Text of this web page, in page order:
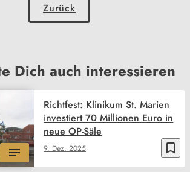
Zurück
Dich auch interessieren
bookmark_border
9. Dez. 2025
Richtfest: Klinikum St. Marien
investiert 70 Millionen Euro in
neue OP-Säle